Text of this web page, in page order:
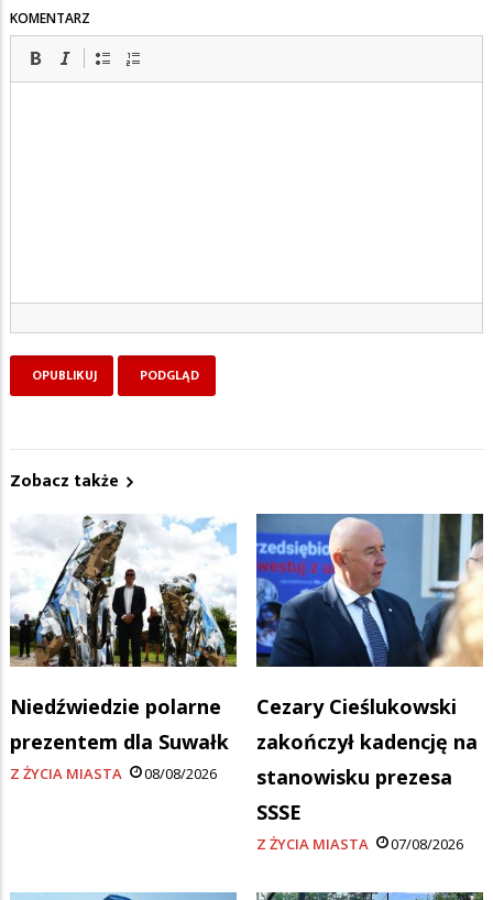
KOMENTARZ
Zobacz także
Niedźwiedzie polarne
prezentem dla Suwałk
Z ŻYCIA MIASTA 08/08/2026
Cezary Cieślukowski
zakończył kadencję na
stanowisku prezesa
SSSE
Z ŻYCIA MIASTA 07/08/2026